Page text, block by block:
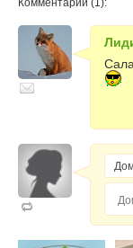
Комментарии (1):